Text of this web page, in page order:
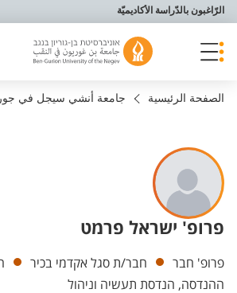
תפריט נגישות
الرّاغبون بالدّراسة الأكاديميّة
الصفحة الرئيسية جامعة أنشي سيجل في
פרופ' ישראל פרמט
Departments
פרופ' חבר חבר/ת סגל אקדמי בכיר
ההנדסה, הנדסת תעשיה וניהול